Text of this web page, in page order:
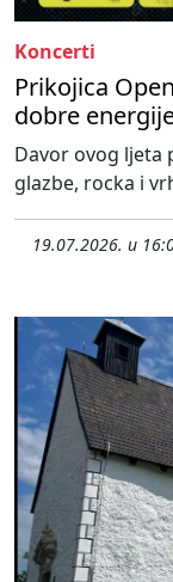
Koncerti
Prikojica
dobre
Davor ovog ljeta
glazbe, rocka i
19.07.2026. u